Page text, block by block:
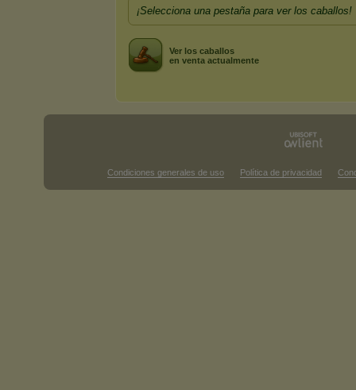
¡Selecciona una pestaña para ver los caballos!
Ver los caballos
en venta actualmente
Condiciones generales de uso Política de privacidad